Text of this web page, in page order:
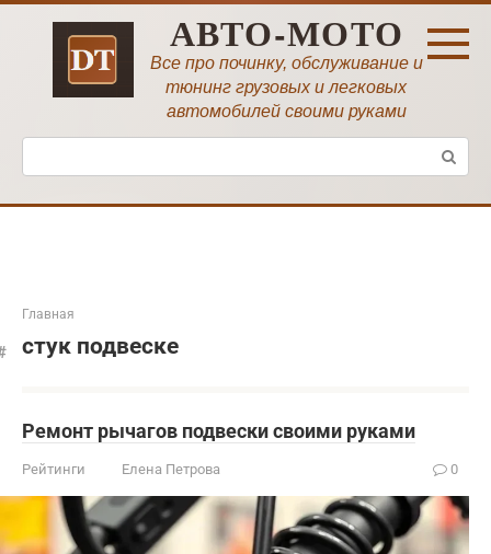
Перейти
АВТО-МОТО
Все про починку, обслуживание и
тюнинг грузовых и легковых
автомобилей своими руками
Поиск:
Главная
стук подвеске
Ремонт рычагов подвески своими руками
Рейтинги Елена Петрова 0